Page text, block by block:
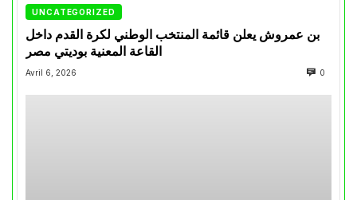
UNCATEGORIZED
بن عمروش يعلن قائمة المنتخب الوطني لكرة القدم داخل
القاعة المعنية بوديتي مصر
Avril 6, 2026 0